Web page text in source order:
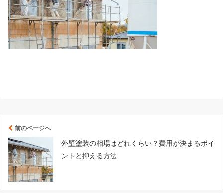
前のページへ
外壁塗装の相場はどれくらい？費用が決まるポイ
ントと抑える方法